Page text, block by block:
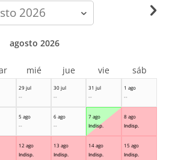
29 jul
--
30 jul
--
31 jul
--
1 ago
--
5 ago
--
6 ago
--
7 ago
Indisp.
8 ago
Indisp.
12 ago
Indisp.
13 ago
Indisp.
14 ago
Indisp.
15 ago
Indisp.
agosto 2026
mié jue vie sáb